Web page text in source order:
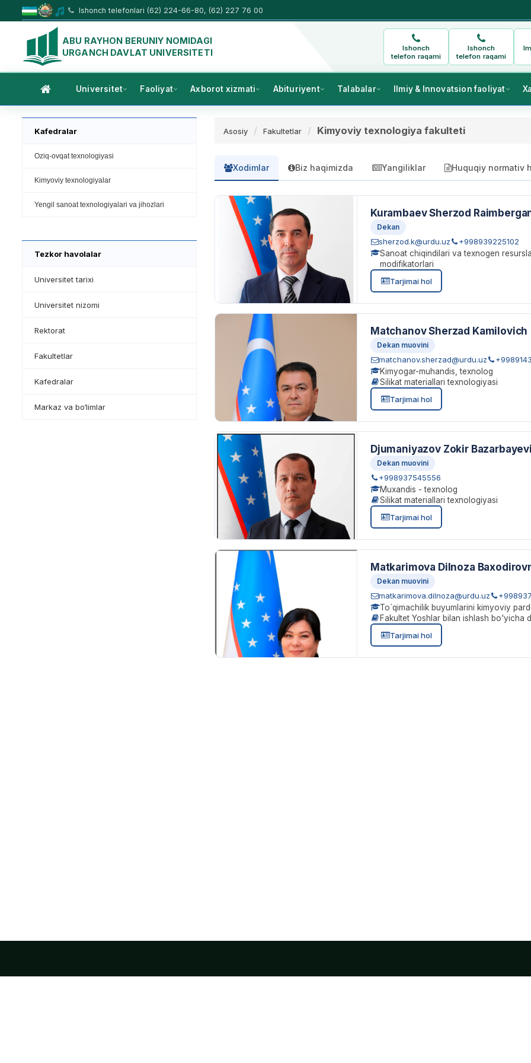
Ishonch telefonlari (62) 224-66-80, (62) 227 76 00
ABU RAYHON BERUNIY NOMIDAGI
URGANCH DAVLAT UNIVERSITETI
Ishonch
telefon raqami
Ishonch
telefon raqami
Universitet Faoliyat Axborot xizmati Abituriyent Talabalar Ilmiy & Innovatsion faoliyat
Kafedralar
Oziq-ovqat texnologiyasi
Kimyoviy texnologiyalar
Yengil sanoat texnologiyalari va jihozlari
Tezkor havolalar
Universitet tarixi
Universitet nizomi
Rektorat
Fakultetlar
Kafedralar
Markaz va bo‘limlar
Asosiy Fakultetlar Kimyoviy texnologiya fakulteti
Xodimlar Biz haqimizda Yangiliklar Huquqiy normativ
Kurambaev Sherzod
Dekan
sherzod.k@urdu.uz
+998939225102
Sanoat chiqindilari va texnogen
modifikatorlari
Tarjimai hol
Matchanov Sherzad Kamilovich
Dekan muovini
matchanov.sherzad@urdu.uz
Kimyogar-muhandis, texnolog
Silikat materiallari texnologiyasi
Tarjimai hol
Djumaniyazov Zokir
Dekan muovini
+998937545556
Muxandis - texnolog
Silikat materiallari texnologiyasi
Tarjimai hol
Matkarimova Dilnoza
Dekan muovini
matkarimova.dilnoza@urdu.uz
To`qimachilik buyumlarini kimyoviy
Fakultet Yoshlar bilan ishlash bo'yicha
Tarjimai hol